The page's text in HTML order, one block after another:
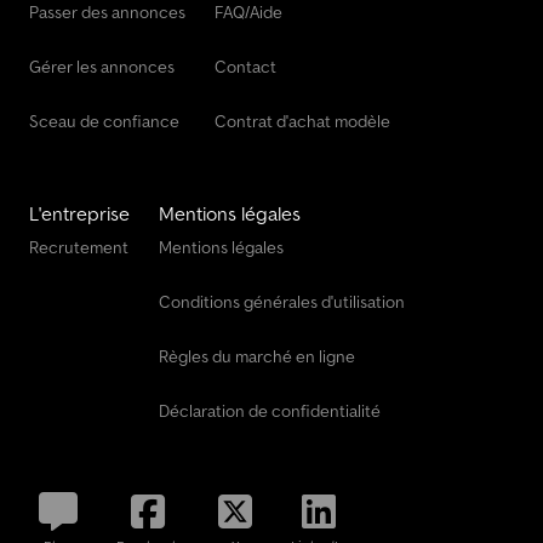
arabe (?????). Cordialement
Passer des annonces
Gérer les annonces
Sceau de confiance
FAQ/Aide
Contact
Contrat d'achat modèle
L'entreprise
Recrutement
Mentions légales
Mentions légales
Conditions générales d'utilisation
Règles du marché en ligne
Déclaration de confidentialité